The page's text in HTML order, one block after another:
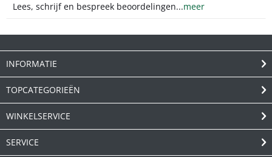
Lees, schrijf en bespreek beoordelingen...meer
INFORMATIE
TOPCATEGORIEËN
WINKELSERVICE
SERVICE